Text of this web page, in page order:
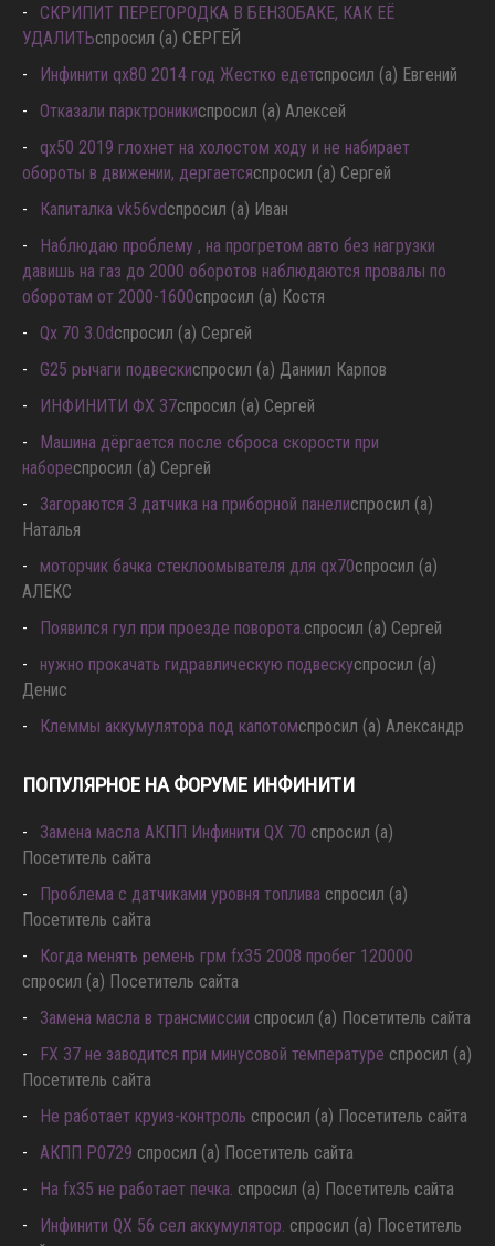
СКРИПИТ ПЕРЕГОРОДКА В БЕНЗОБАКЕ, КАК ЕЁ
УДАЛИТЬспросил (а) СЕРГЕЙ
Инфинити qx80 2014 год Жестко едетспросил (а) Евгений
Отказали парктроникиспросил (а) Алексей
qx50 2019 глохнет на холостом ходу и не набирает
обороты в движении, дергаетсяспросил (а) Сергей
Капиталка vk56vdспросил (а) Иван
Наблюдаю проблему , на прогретом авто без нагрузки
давишь на газ до 2000 оборотов наблюдаются провалы по
оборотам от 2000-1600спросил (а) Костя
Qx 70 3.0dспросил (а) Сергей
G25 рычаги подвескиспросил (а) Даниил Карпов
ИНФИНИТИ ФХ 37спросил (а) Сергей
Машина дёргается после сброса скорости при
набореспросил (а) Сергей
Загораются 3 датчика на приборной панелиспросил (а)
Наталья
моторчик бачка стеклоомывателя для qx70спросил (а)
АЛЕКС
Появился гул при проезде поворота. спросил (а) Сергей
нужно прокачать гидравлическую подвескуспросил (а)
Денис
Клеммы аккумулятора под капотомспросил (а) Александр
ПОПУЛЯРНОЕ НА ФОРУМЕ ИНФИНИТИ
Замена масла АКПП Инфинити QX 70 спросил (а)
Посетитель сайта
Проблема с датчиками уровня топлива спросил (а)
Посетитель сайта
Когда менять ремень грм fx35 2008 пробег 120000
спросил (а) Посетитель сайта
Замена масла в трансмиссии спросил (а) Посетитель сайта
FX 37 не заводится при минусовой температуре спросил (а)
Посетитель сайта
Не работает круиз-контроль спросил (а) Посетитель сайта
АКПП P0729 спросил (а) Посетитель сайта
Hа fx35 не работает печка. спросил (а) Посетитель сайта
Инфинити QX 56 сел аккумулятор. спросил (а) Посетитель